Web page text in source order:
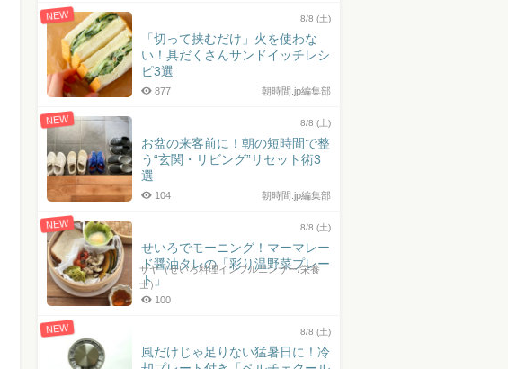
NEW 8/8 (土)
「切って挟むだけ」火を使わな
い！具だくさんサンドイッチレシ
ピ3選
朝時間.jp編集部
877
NEW 8/8 (土)
お盆の来客前に！朝の短時間で整
う“玄関・リビング”リセット術3
選
朝時間.jp編集部
104
NEW 8/8 (土)
せいろでモーニング！マーマレー
ド醤油タレの「彩り温野菜プレー
ト」
サヤ（せいろ料理インフルエンサー/栄養
士）
100
NEW 8/8 (土)
風だけじゃ足りない猛暑日に！冷